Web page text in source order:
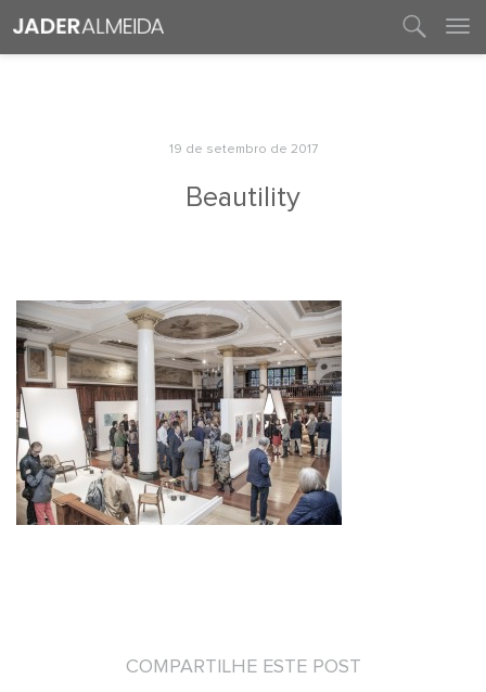
19 de setembro de 2017
Beautility
COMPARTILHE ESTE POST